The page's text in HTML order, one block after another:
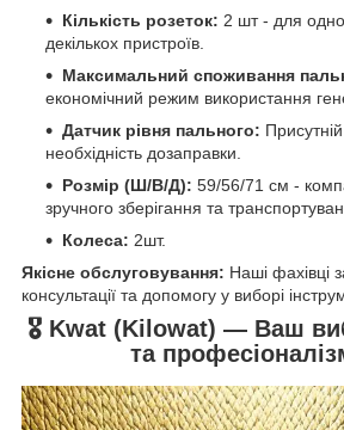
Кількість розеток: 2 шт - для
декількох пристроїв.
Максимальний споживання
економічний режим використання
Датчик рівня пального:
необхідність дозаправки.
Розмір (Ш/В/Д): 59/56/71 см -
зручного зберігання та
Колеса: 2шт.
Якісне обслуговування: Наші фахівці
консультації та допомогу у виборі
🎖️ Kwat (Kilowat) — Ваш
та